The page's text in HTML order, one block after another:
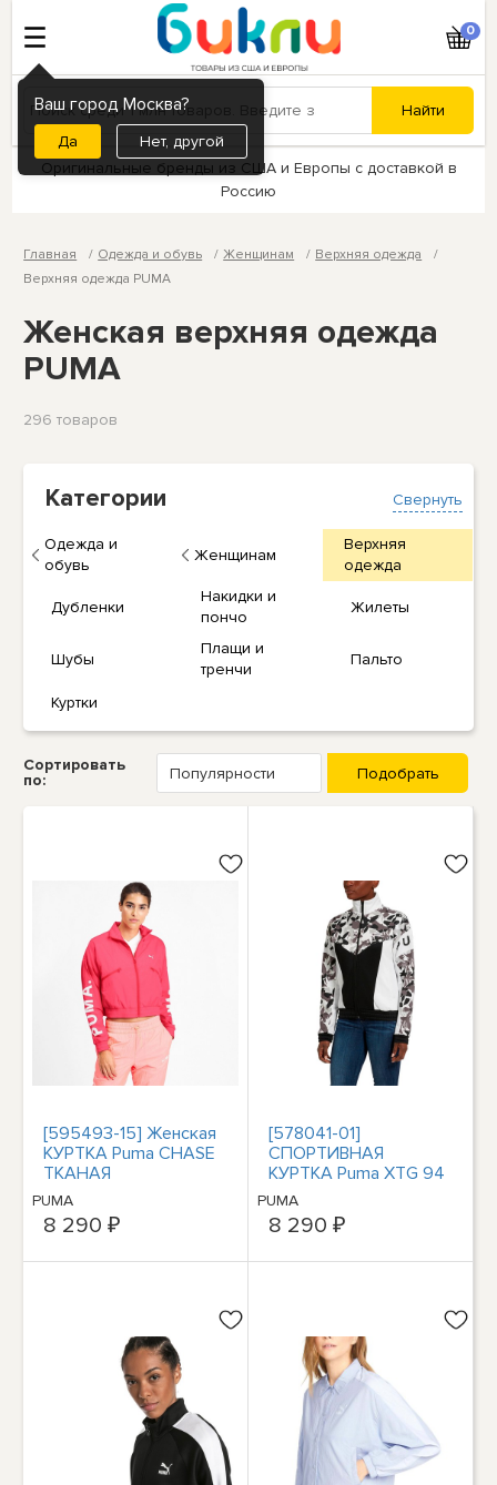
Ваш город Москва?
Нет, другой
0
Оригинальные бренды из США и Европы с доставкой в
Россию
Главная Одежда и обувь Женщинам
Верхняя одежда
Верхняя одежда PUMA
Женская верхняя одежда
PUMA
296 товаров
Свернуть
Категории
Одежда и
обувь
Женщинам
Верхняя
одежда
Дубленки
Накидки и
пончо
Жилеты
Шубы
Плащи и
тренчи
Пальто
Куртки
Сортировать
по:
[595493-15] Женская
КУРТКА Puma CHASE
ТКАНАЯ
PUMA
8 290 ₽
[578041-01]
СПОРТИВНАЯ
КУРТКА Puma XTG 94
женская
PUMA
8 290 ₽